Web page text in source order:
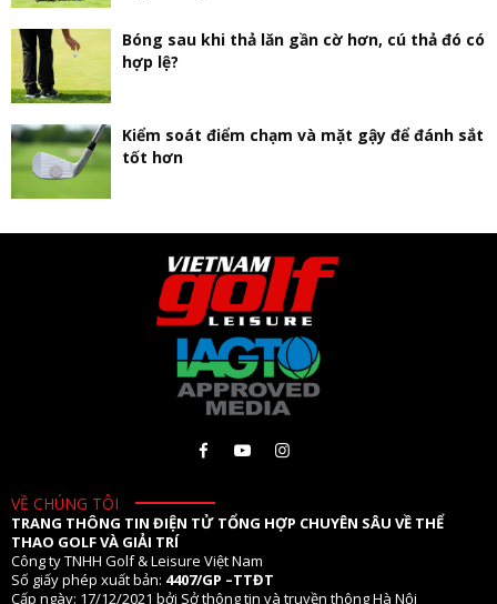
Bóng sau khi thả lăn gần cờ hơn, cú thả đó có
hợp lệ?
Kiểm soát điểm chạm và mặt gậy để đánh sắt
tốt hơn
VỀ CHÚNG TÔI
TRANG THÔNG TIN ĐIỆN TỬ TỔNG HỢP CHUYÊN SÂU VỀ THỂ
THAO GOLF VÀ GIẢI TRÍ
Công ty TNHH Golf & Leisure Việt Nam
Số giấy phép xuất bản: 4407/GP –TTĐT
Cấp ngày: 17/12/2021 bởi Sở thông tin và truyền thông Hà Nội